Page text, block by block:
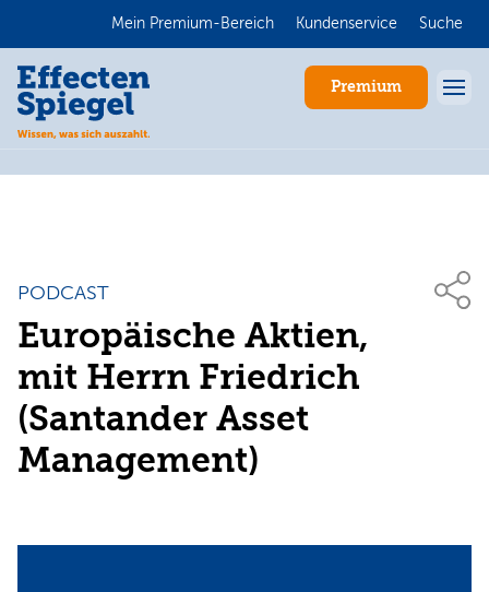
Mein Premium-Bereich Kundenservice Suche
Premium
PODCAST
Europäische Aktien,
mit Herrn Friedrich
(Santander Asset
Management)
Anmelden